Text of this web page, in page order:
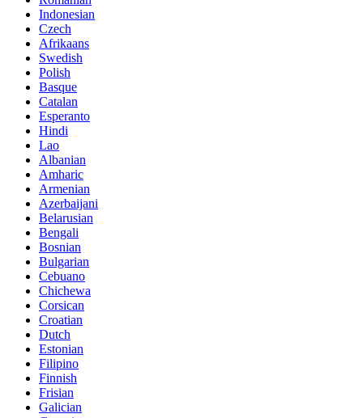
Indonesian
Czech
Afrikaans
Swedish
Polish
Basque
Catalan
Esperanto
Hindi
Lao
Albanian
Amharic
Armenian
Azerbaijani
Belarusian
Bengali
Bosnian
Bulgarian
Cebuano
Chichewa
Corsican
Croatian
Dutch
Estonian
Filipino
Finnish
Frisian
Galician